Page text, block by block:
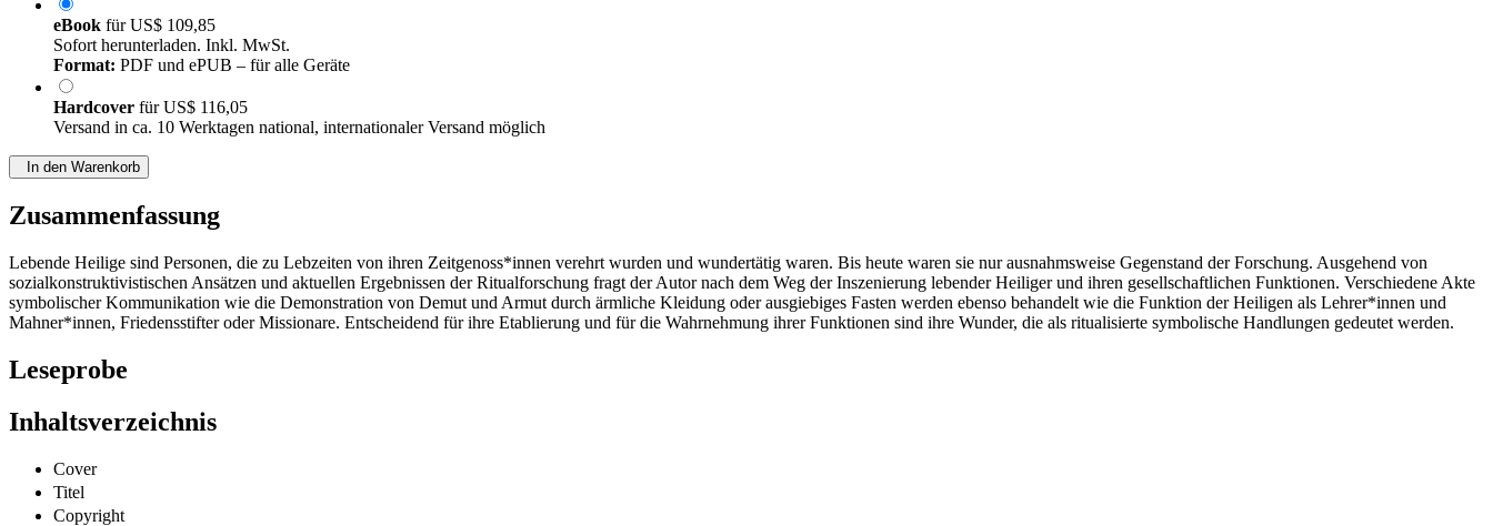
eBook fürUS$ 109,85
Sofort herunterladen. Inkl. MwSt.
Format: PDF und ePUB – für alle Geräte
Hardcover fürUS$ 116,05
Versand in ca. 10 Werktagen national, internationaler Versand möglich
In den Warenkorb
Zusammenfassung
Lebende Heilige sind Personen, die zu Lebzeiten von ihren Zeitgenoss*innen verehrt wurden und wundertätig waren. Bis heute waren sie nur ausnahmsweise Gegenstand der Forschung. Ausgehend von
sozialkonstruktivistischen Ansätzen und aktuellen Ergebnissen der Ritualforschung fragt der Autor nach dem Weg der Inszenierung lebender Heiliger und ihren gesellschaftlichen Funktionen. Verschiedene Akte
symbolischer Kommunikation wie die Demonstration von Demut und Armut durch ärmliche Kleidung oder ausgiebiges Fasten werden ebenso behandelt wie die Funktion der Heiligen als Lehrer*innen und
Mahner*innen, Friedensstifter oder Missionare. Entscheidend für ihre Etablierung und für die Wahrnehmung ihrer Funktionen sind ihre Wunder, die als ritualisierte symbolische Handlungen gedeutet werden.
Leseprobe
Inhaltsverzeichnis
Cover
Titel
Copyright